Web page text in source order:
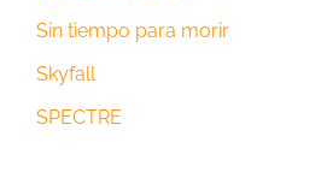
Sin tiempo para morir
Skyfall
SPECTRE